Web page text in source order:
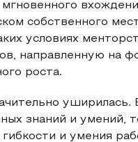
собственного
условиях
направленную на
роста.
знаний и умений,
и умения